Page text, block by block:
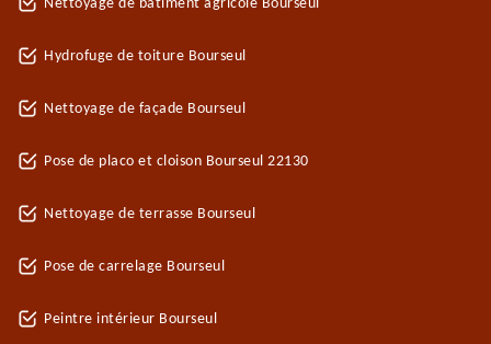
Nettoyage de bâtiment agricole Bourseul
Hydrofuge de toiture Bourseul
Nettoyage de façade Bourseul
Pose de placo et cloison Bourseul 22130
Nettoyage de terrasse Bourseul
Pose de carrelage Bourseul
Peintre intérieur Bourseul